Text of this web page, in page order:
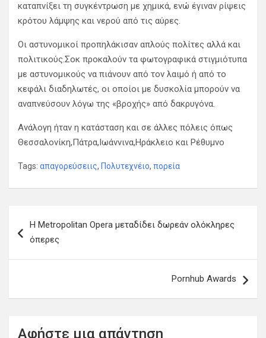
καταπνίξει τη συγκέντρωση με χημικά, ενώ έγιναν ρίψεις
κρότου λάμψης και νερού από τις αύρες.
Οι αστυνομικοί προπηλάκισαν απλούς πολίτες αλλά και
πολιτικούς.Σοκ προκαλούν τα φωτογραφικά στιγμιότυπα
με αστυνομικούς να πιάνουν από τον λαιμό ή από το
κεφάλι διαδηλωτές, οι οποίοι με δυσκολία μπορούν να
αναπνεύσουν λόγω της «βροχής» από δακρυγόνα.
Ανάλογη ήταν η κατάσταση και σε άλλες πόλεις όπως
Θεσσαλονίκη,Πάτρα,Ιωάννινα,Ηράκλειο και Ρέθυμνο
Tags: απαγορεύσειις, Πολυτεχνέιο, πορεία
Η Metropolitan Opera μεταδίδει δωρεάν ολόκληρες
όπερες
Pornhub Awards
Αφήστε μια απάντηση